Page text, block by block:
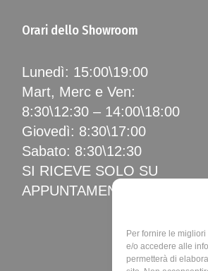
Per fornire le
e/o accedere alle
permetterà di
Orari dello Showroom
Lunedì: 15:00\19:00
Mart, Merc e Ven:
8:30\12:30 – 14:00\18:00
Giovedì: 8:30\17:00
Sabato: 8:30\12:30
SI RICEVE SOLO SU
APPUNTAMENTO